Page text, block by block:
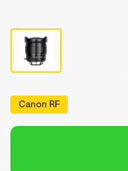
Canon RF